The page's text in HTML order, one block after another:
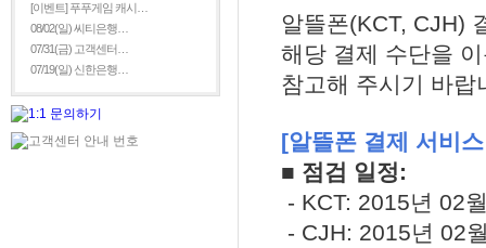
[이벤트] 푸푸게임 캐시…
08/02(일) 씨티은행…
07/31(금) 고객센터…
07/19(일) 신한은행…
알뜰폰(KCT, CJH)
해당 결제 수단을
참고해 주시기 바랍
[알뜰폰 결제 서비
■ 점검 일정:
- KCT: 2015년 02
- CJH: 2015년 02